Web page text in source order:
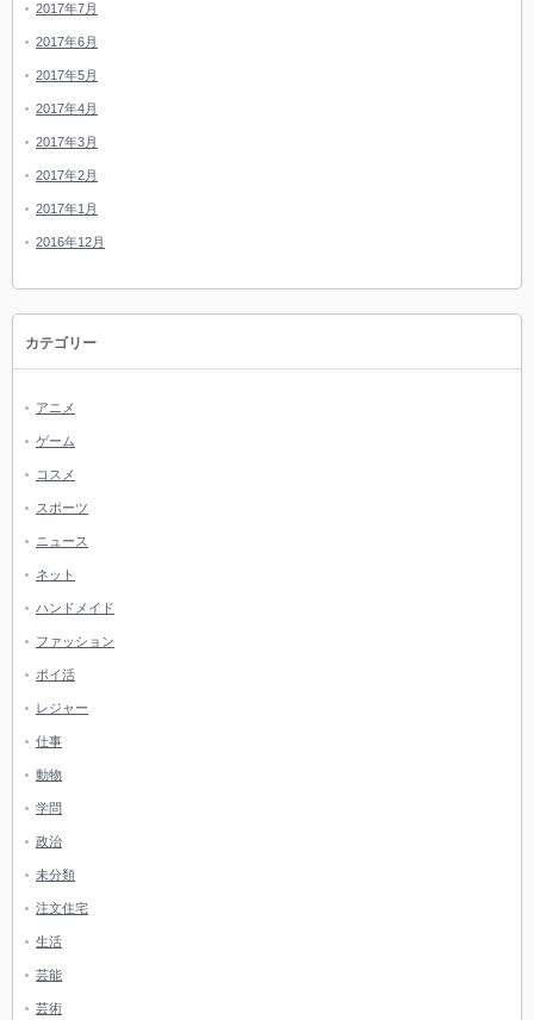
2017年7月
2017年6月
2017年5月
2017年4月
2017年3月
2017年2月
2017年1月
2016年12月
カテゴリー
アニメ
ゲーム
コスメ
スポーツ
ニュース
ネット
ハンドメイド
ファッション
ポイ活
レジャー
仕事
動物
学問
政治
未分類
注文住宅
生活
芸能
芸術